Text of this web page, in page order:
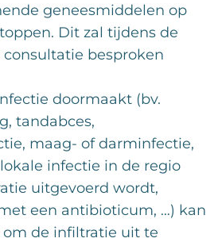
geneesmiddelen op
Dit zal tijdens de
besproken
doormaakt (bv.
tandabces,
maag- of darminfectie,
infectie in de regio
uitgevoerd wordt,
een antibioticum, …) kan
de infiltratie uit te